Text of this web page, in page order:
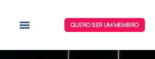
QUERO SER UM MEMBRO